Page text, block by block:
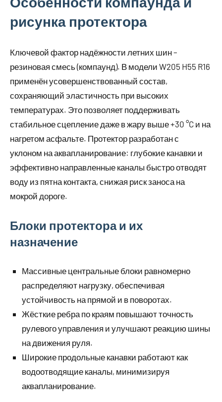
рисунка протектора
Ключевой фактор надёжности летних шин –
резиновая смесь (компаунд). В модели W205 H55 R16
применён усовершенствованный состав,
сохраняющий эластичность при высоких
температурах. Это позволяет поддерживать
стабильное сцепление даже в жару выше +30 °C и на
нагретом асфальте. Протектор разработан с
уклоном на аквапланирование: глубокие канавки и
эффективно направленные каналы быстро отводят
воду из пятна контакта, снижая риск заноса на
мокрой дороге.
Блоки протектора и их
назначение
Массивные центральные блоки равномерно
распределяют нагрузку, обеспечивая
устойчивость на прямой и в поворотах.
Жёсткие ребра по краям повышают точность
рулевого управления и улучшают реакцию шины
на движения руля.
Широкие продольные канавки работают как
водоотводящие каналы, минимизируя
аквапланирование.